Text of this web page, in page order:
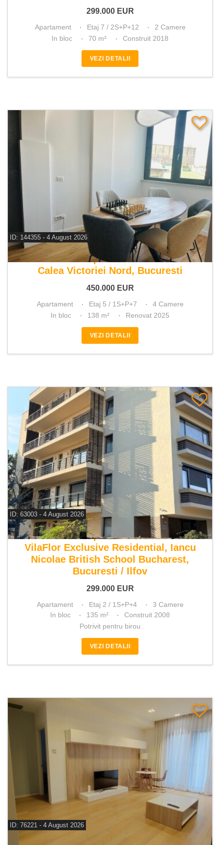
299.000 EUR
Apartament Etaj 7 / 2S+P+12
2 Camere
In bloc
70 m² Construit 2018
VEZI DETALII
ID: 144355 - 4 August 2026
De vanzare apartament 4 camere
Calea Victoriei Nord, Bucuresti
450.000 EUR
Apartament Etaj 5 / 1S+P+7
4 Camere
In bloc
138 m² Renovat 2025
VEZI DETALII
ID: 63003 - 4 August 2026
De vanzare apartament 3 camere
VilaFlor Exclusive Residential, Iancu
Nicolae British School Bucharest,
Bucuresti / Ilfov
299.000 EUR
Apartament Etaj 2 / 1S+P+4
3 Camere
In bloc
135 m²
Construit 2008
Potrivit pentru birou
VEZI DETALII
ID: 76221 - 4 August 2026